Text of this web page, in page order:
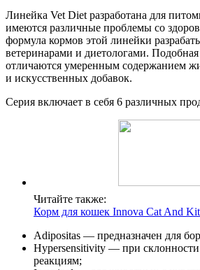
Линейка Vet Diet разработана для
имеются различные проблемы со
формула кормов этой линейки
ветеринарами и диетологами.
отличаются умеренным содержанием
и искусственных добавок.
Серия включает в себя 6 различных
Читайте также:
Корм для кошек Innova Cat And
Adipositas — предназначен для
Hypersensitivity — при склонности
реакциям;